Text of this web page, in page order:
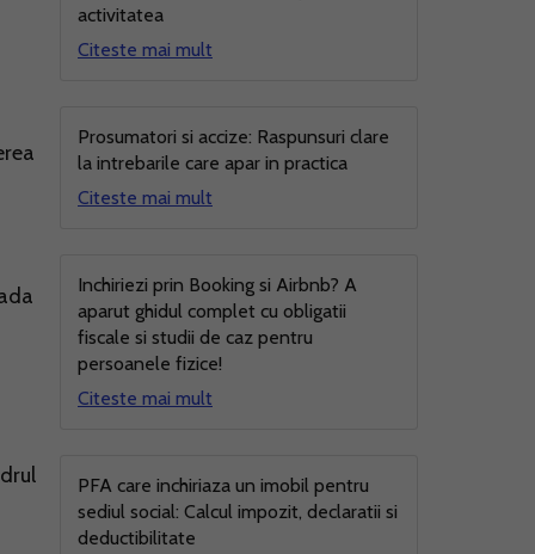
activitatea
Citeste mai mult
Prosumatori si accize: Raspunsuri clare
la intrebarile care apar in practica
Citeste mai mult
Inchiriezi prin Booking si Airbnb? A
aparut ghidul complet cu obligatii
fiscale si studii de caz pentru
persoanele fizice!
Citeste mai mult
PFA care inchiriaza un imobil pentru
sediul social: Calcul impozit, declaratii si
deductibilitate